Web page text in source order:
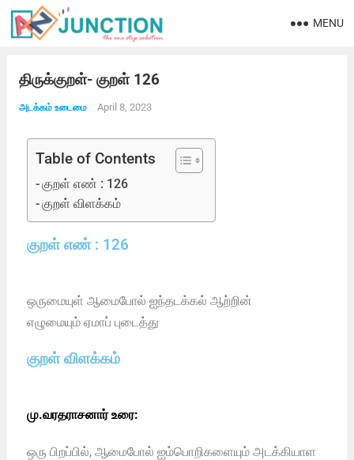
MENU
திருக்குறள்- குறள் 126
அடக்கம் உடைமை April 8, 2023
Table of Contents
குறள் எண் : 126
குறள் விளக்கம்
குறள் எண் : 126
ஒருமையுள் ஆமைபோல் ஐந்தடக்கல் ஆற்றின்
எழுமையும் ஏமாப் புடைத்து
குறள் விளக்கம்
மு.வரதராசனார் உரை:
ஒரு பிறப்பில், ஆமைபோல் ஐம்பொறிகளையும் அடக்கியாள